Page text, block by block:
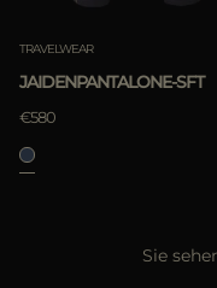
TRAVELWEAR
JAIDENPANTALONE-SFT
€580
Sie